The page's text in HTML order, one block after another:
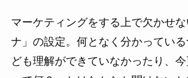
マーケティングをする上で欠かせ
ナ」の設定。何となく分かってい
ども理解ができていなかったり、